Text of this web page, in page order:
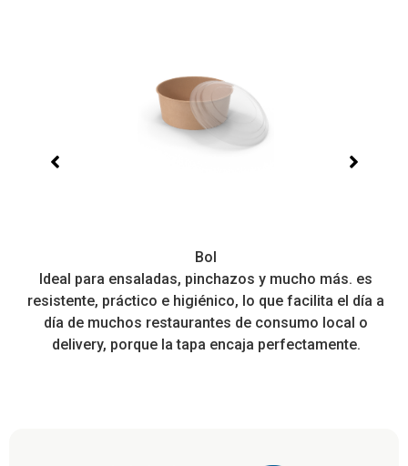
Bol
Ideal para ensaladas, pinchazos y mucho más. es
resistente, práctico e higiénico, lo que facilita el día a
día de muchos restaurantes de consumo local o
delivery, porque la tapa encaja perfectamente.